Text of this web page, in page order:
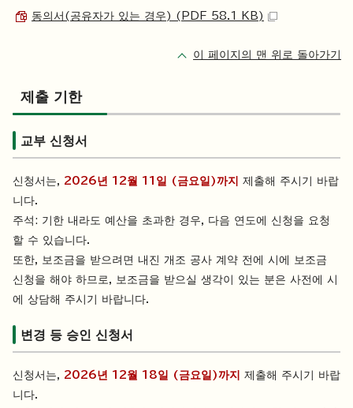
동의서(공유자가 있는 경우) (PDF 58.1 KB)
이 페이지의 맨 위로 돌아가기
제출 기한
교부 신청서
신청서는, 2026년 12월 11일 (금요일)까지
제출해 주시기 바랍
니다.
주석: 기한 내라도 예산을 초과한 경우, 다음 연도에 신청을 요청
할 수 있습니다.
또한, 보조금을 받으려면 내진 개조 공사 계약 전에 시에 보조금
신청을 해야 하므로, 보조금을 받으실 생각이 있는 분은 사전에 시
에 상담해 주시기 바랍니다.
변경 등 승인 신청서
신청서는, 2026년 12월 18일 (금요일)까지
제출해 주시기 바랍
니다.